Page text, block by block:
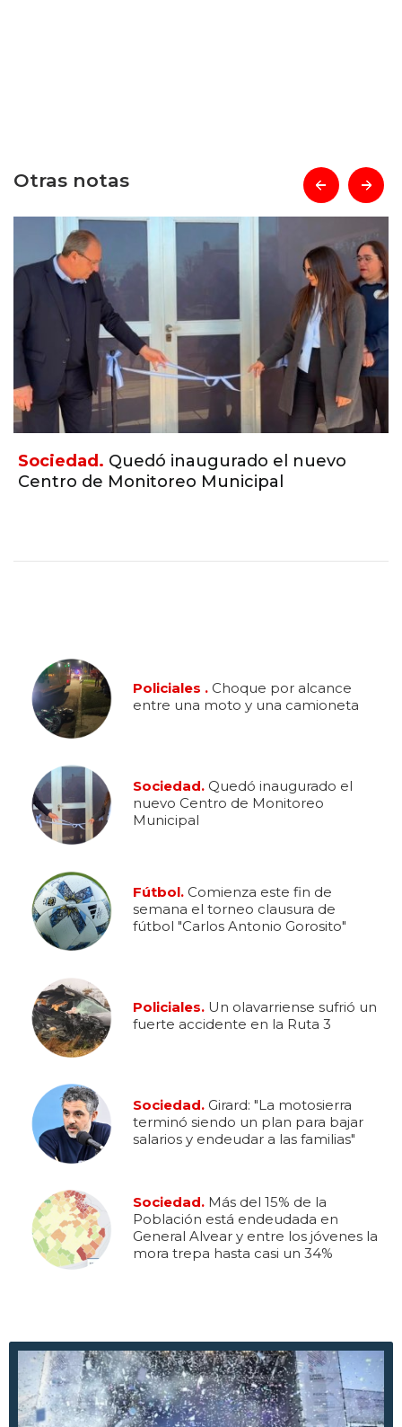
Otras notas
Sociedad. Quedó inaugurado el nuevo
Centro de Monitoreo Municipal
prev next
Policiales . Choque por alcance
entre una moto y una camioneta
Sociedad. Quedó inaugurado el
nuevo Centro de Monitoreo
Municipal
Fútbol. Comienza este fin de
semana el torneo clausura de
fútbol "Carlos Antonio Gorosito"
Policiales. Un olavarriense sufrió un
fuerte accidente en la Ruta 3
Sociedad. Girard: "La motosierra
terminó siendo un plan para bajar
salarios y endeudar a las familias"
Sociedad. Más del 15% de la
Población está endeudada en
General Alvear y entre los jóvenes la
mora trepa hasta casi un 34%